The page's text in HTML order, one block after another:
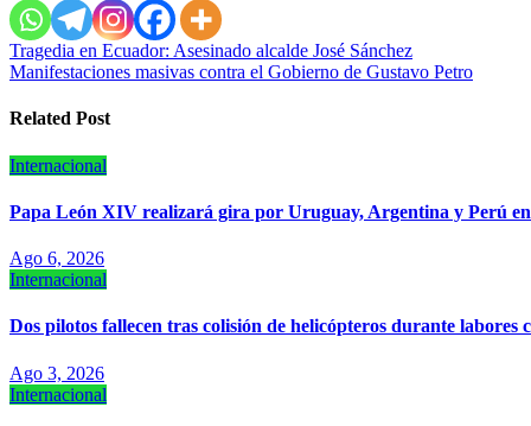
Navegación
de
entradas
Tragedia en Ecuador: Asesinado alcalde José Sánchez
Manifestaciones masivas contra el Gobierno de Gustavo Petro
Related Post
Internacional
Papa León XIV realizará gira por Uruguay, Argentina y Perú
Ago 6, 2026
Internacional
Dos pilotos fallecen tras colisión de helicópteros durante labores
Ago 3, 2026
Internacional